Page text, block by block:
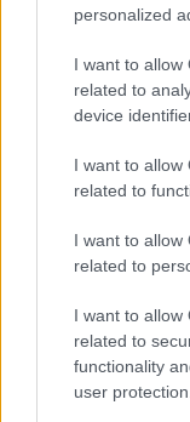
personalized
I want to allow
related to
device
I want to allow
related to
I want to allow
related to
I want to allow
related to
functionality
user protection.
ezek
Szabad Pécs
Szabolcs24:
a
politikus a
állomásaként –
székhelyére
tette, mint a
százmilliárdos